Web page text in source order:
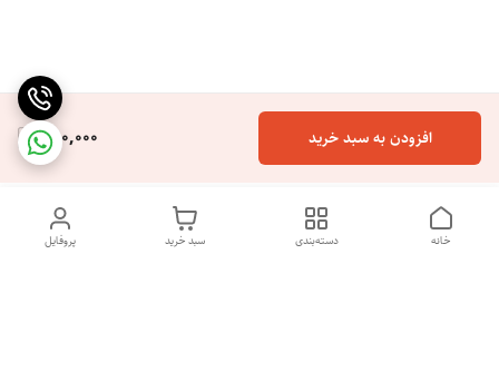
250,000 افزودن به سبد خرید
پروفایل سبد خرید دسته‌بندی خانه